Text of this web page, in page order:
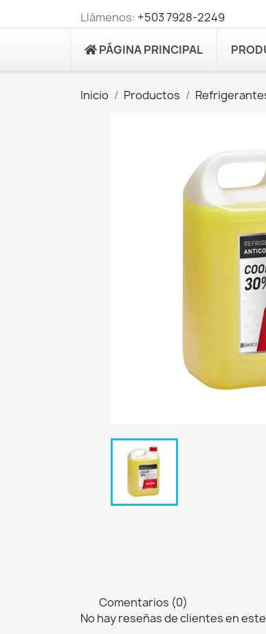
Llámenos: +503 7928-2249
PÁGINA PRINCIPAL
Inicio Productos
Comentarios (0)
No hay reseñas de clientes en